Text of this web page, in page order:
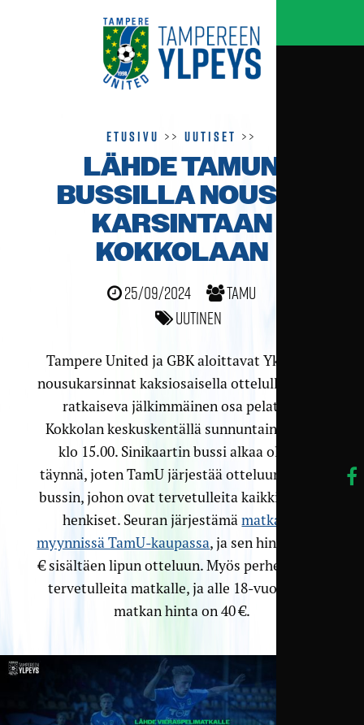
Etusivu >>Uutiset >>
LÄHDE TAMUN
BUSSILLA NOUSU­
KARSINTAAN
KOKKOLAAN
25/09/2024
TamU
Uutinen
Tampere United ja GBK aloittavat Ykkösen
nousukarsinnat kaksiosaisella ottelulla, jonka
ratkaiseva jälkimmäinen osa pelataan
Kokkolan keskuskentällä sunnuntaina 6.10.
klo 15.00. Sinikaartin bussi alkaa olla jo
täynnä, joten TamU järjestää otteluun toisen
bussin, johon ovat tervetulleita kaikki TamU-
henkiset. Seuran järjestämämatka on
myynnissä TamU-kaupassa, ja sen hinta on 50
€ sisältäen lipun otteluun. Myös perheet ovat
tervetulleita matkalle, ja alle 18-vuotiailta
matkan hinta on 40 €.